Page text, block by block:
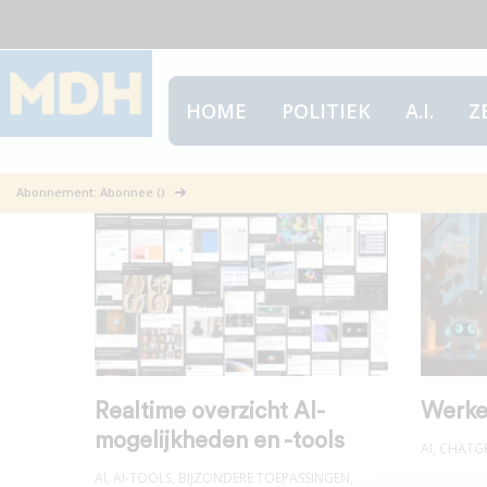
HOME POLITIEK A.I.
Abonnement: Abonnee ()
ChatGPT
Realtime overzicht AI-
mogelijkheden en -tools
AI, AI-TOOLS, BIJZONDERE TOEPASSINGEN,
AI,